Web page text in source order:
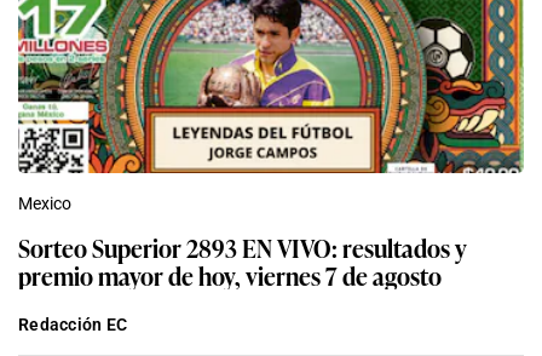
Mexico
Sorteo Superior 2893 EN VIVO: resultados y
premio mayor de hoy, viernes 7 de agosto
Redacción EC